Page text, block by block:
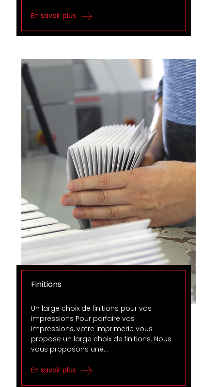
En savoir plus
Finitions
Un large choix de finitions pour vos
impressions Pour parfaire vos
impressions, votre imprimerie vous
propose un large choix de finitions. Nous
vous proposons une…
En savoir plus